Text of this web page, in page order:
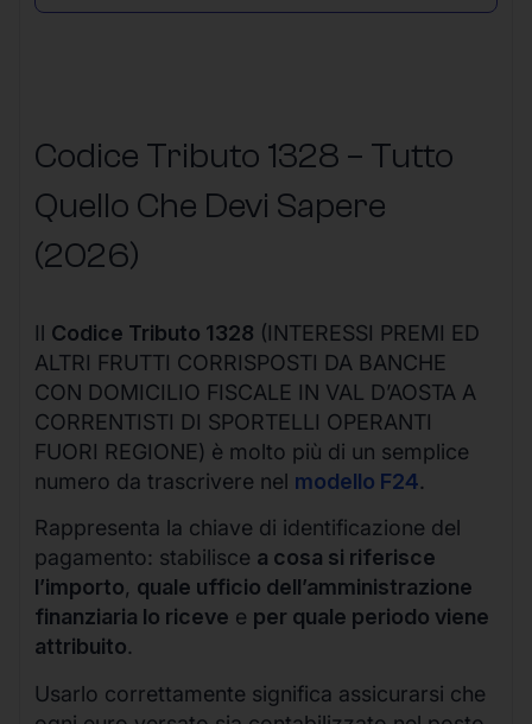
Codice Tributo 1328 – Tutto
Quello Che Devi Sapere
(2026)
Il Codice Tributo 1328 (INTERESSI PREMI ED
ALTRI FRUTTI CORRISPOSTI DA BANCHE
CON DOMICILIO FISCALE IN VAL D’AOSTA A
CORRENTISTI DI SPORTELLI OPERANTI
FUORI REGIONE) è molto più di un semplice
numero da trascrivere nel modello F24.
Rappresenta la chiave di identificazione del
pagamento: stabilisce a cosa si riferisce
l’importo, quale ufficio dell’amministrazione
finanziaria lo riceve e per quale periodo viene
attribuito.
Usarlo correttamente significa assicurarsi che